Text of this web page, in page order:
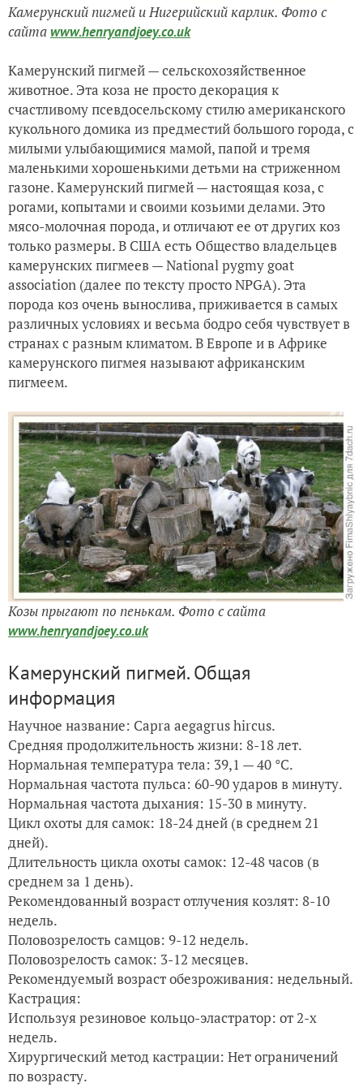
Камерунский пигмей и Нигерийский карлик. Фото с
сайтаwww.henryandjoey.co.uk
Камерунский пигмей — сельскохозяйственное
животное. Эта коза не просто декорация к
счастливому псевдосельскому стилю американского
кукольного домика из предместий большого города, с
милыми улыбающимися мамой, папой и тремя
маленькими хорошенькими детьми на стриженном
газоне. Камерунский пигмей — настоящая коза, с
рогами, копытами и своими козьими делами. Это
мясо-молочная порода, и отличают ее от других коз
только размеры. В США есть Общество владельцев
камерунских пигмеев — National pygmy goat
association (далее по тексту просто NPGA). Эта
порода коз очень вынослива, приживается в самых
различных условиях и весьма бодро себя чувствует в
странах с разным климатом. В Европе и в Африке
камерунского пигмея называют африканским
пигмеем.
Козы прыгают по пенькам. Фото с сайта
www.henryandjoey.co.uk
Камерунский пигмей. Общая
информация
Научное название: Capra aegagrus hircus.
Средняя продолжительность жизни: 8-18 лет.
Нормальная температура тела: 39,1 — 40 °C.
Нормальная частота пульса: 60-90 ударов в минуту.
Нормальная частота дыхания: 15-30 в минуту.
Цикл охоты для самок: 18-24 дней (в среднем 21
дней).
Длительность цикла охоты самок: 12-48 часов (в
среднем за 1 день).
Рекомендованный возраст отлучения козлят: 8-10
недель.
Половозрелость самцов: 9-12 недель.
Половозрелость самок: 3-12 месяцев.
Рекомендуемый возраст обезроживания: недельный.
Кастрация:
Используя резиновое кольцо-эластратор: от 2-х
недель.
Хирургический метод кастрации: Нет ограничений
по возрасту.